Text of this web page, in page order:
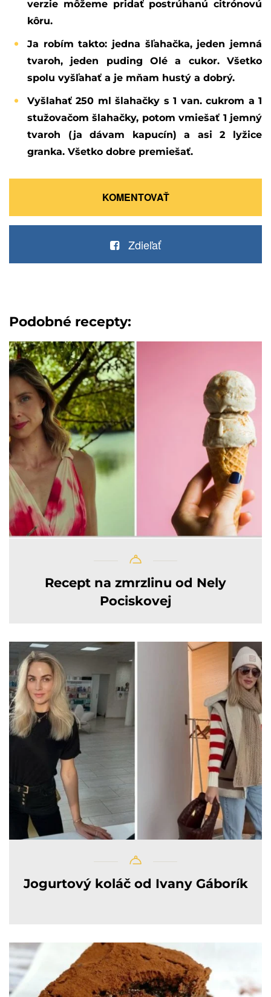
verzie môžeme pridať postrúhanú citrónovú
kôru.
Ja robím takto: jedna šľahačka, jeden jemná
tvaroh, jeden puding Olé a cukor. Všetko
spolu vyšľahať a je mňam hustý a dobrý.
Vyšlahať 250 ml šlahačky s 1 van. cukrom a 1
stužovačom šlahačky, potom vmiešať 1 jemný
tvaroh (ja dávam kapucín) a asi 2 lyžice
granka. Všetko dobre premiešať.
KOMENTOVAŤ
Zdieľať
Podobné recepty:
Recept na zmrzlinu od Nely
Pociskovej
Jogurtový koláč od Ivany Gáborík